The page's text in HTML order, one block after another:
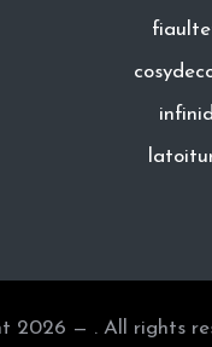
2026 — . All rights